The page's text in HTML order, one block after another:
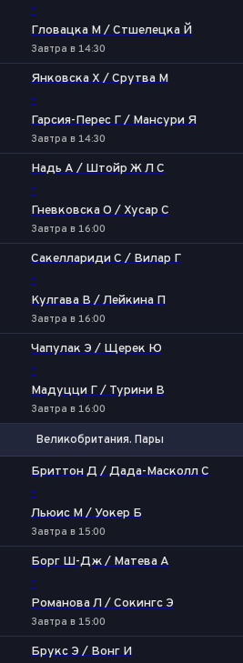
-
Гловацка М / Стшелецка Й
Завтра в 14:30
Янковска Х / Срутва М
-
Гарсия-Перес Г / Мансури Я
Завтра в 14:30
Надь А / Штойр Ж Л С
-
Гневковска О / Хусар C
Завтра в 16:00
Сакеллариди С / Вилар Г
-
Кулгава В / Лейкина П
Завтра в 16:00
Чапулак Э / Щерек Ю
-
Мадуцци Г / Турини В
Завтра в 16:00
Великобритания. Пары
Бриттон Д / Дада-Масколл С
-
Льюис М / Уокер Б
Завтра в 15:00
Борг Ш-Дж / Матева А
-
Романова Л / Сокингс Э
Завтра в 15:00
Брукс Э / Вонг И